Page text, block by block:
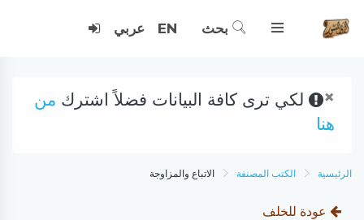
بحث EN عربي
× لكي ترى كافة البيانات فضلاً اشترك من
هنا
الرئيسية الكتب المصنفة الاتباع والمزاوجة
عودة للخلف